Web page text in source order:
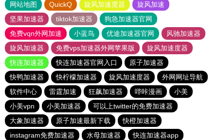
网站地图 QuickQ 旋风加速度器
旋风加速
坚果加速器
tiktok加速器
狗急加速器官网
免费vqn外网加速
小蓝鸟 优途加速器官网
风驰加速器
旋风加速器
免费vps加速器外网苹果版
旋风加速度器
快连加速器
快连加速器官网入口
原子加速器
快鸭加速器
快柠檬加速器 旋风加速度器
外网网址导航
软件中心
雷霆加速 狂飙加速器 哔咔漫画
小美
小美vpn
小美加速器
可以上twitter的免费加速器
大象加速器
原子加速最新下载
快橙加速器
instagram免费加速器
水母加速器
快连加速器app